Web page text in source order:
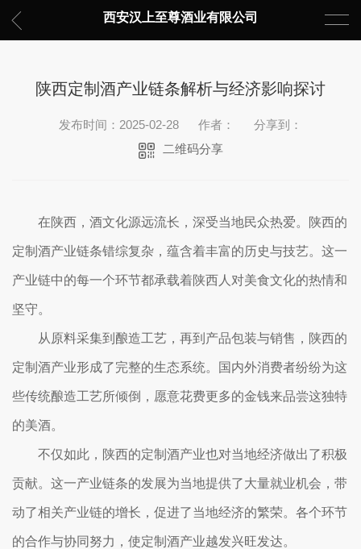
西安汉上至尊酒业有限公司
陕西定制酒产业链条解析与经济影响探讨
发布时间：2025-02-28 作者：
分享到：
二维码分享
在陕西，酒文化源远流长，深受当地民众热爱。陕西的
定制酒产业链条错综复杂，蕴含着丰富的历史与技艺。这一
产业链中的每一个环节都承载着陕西人对美食文化的热情和
坚守。
从原料采集到酿造工艺，再到产品包装与销售，陕西的
定制酒产业形成了完整的生态系统。国内外消费者纷纷为这
些传统酿造工艺所倾倒，愿意花费更多的金钱来品尝这独特
的美酒。
不仅如此，陕西的定制酒产业也对当地经济做出了积极
贡献。这一产业链条的发展为当地提供了大量就业机会，带
动了相关产业链的增长，促进了当地经济的繁荣。各个环节
的合作与协同努力，使定制酒产业越发兴旺发达。